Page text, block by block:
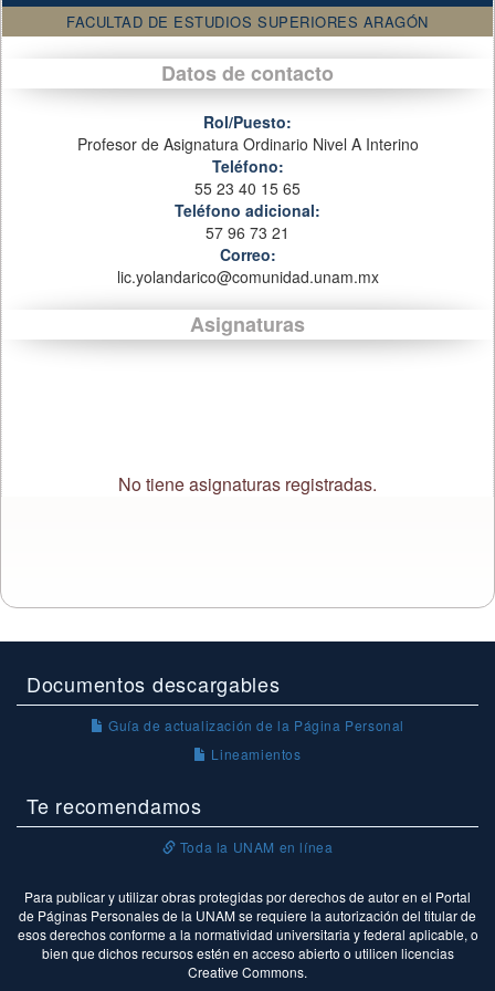
FACULTAD DE ESTUDIOS SUPERIORES ARAGÓN
Datos de contacto
Rol/Puesto:
Profesor de Asignatura Ordinario Nivel A Interino
Teléfono:
55 23 40 15 65
Teléfono adicional:
57 96 73 21
Correo:
lic.yolandarico@comunidad.unam.mx
Asignaturas
No tiene asignaturas registradas.
Documentos descargables
Guía de actualización de la Página Personal
Lineamientos
Te recomendamos
Toda la UNAM en línea
Para publicar y utilizar obras protegidas por derechos de autor en el Portal
de Páginas Personales de la UNAM se requiere la autorización del titular de
esos derechos conforme a la normatividad universitaria y federal aplicable, o
bien que dichos recursos estén en acceso abierto o utilicen licencias
Creative Commons.